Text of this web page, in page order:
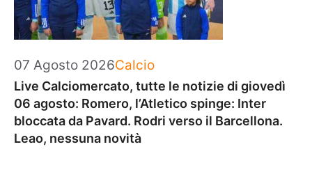
07 Agosto 2026Categorie
Calcio
Live Calciomercato, tutte le notizie di giovedì
06 agosto: Romero, l’Atletico spinge: Inter
bloccata da Pavard. Rodri verso il Barcellona.
Leao, nessuna novità